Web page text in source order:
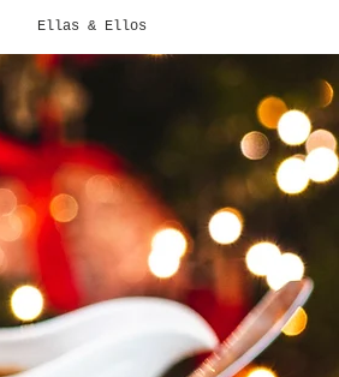
Ellas & Ellos